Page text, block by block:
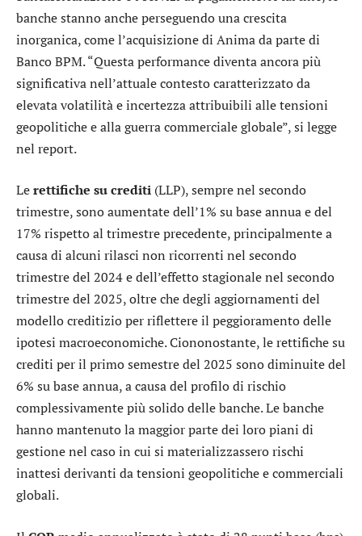
banche stanno anche perseguendo una crescita
inorganica, come l’acquisizione di Animada parte di
Banco BPM. “Questa performance diventa ancora più
significativa nell’attuale contesto caratterizzato da
elevata volatilità e incertezza attribuibili alle tensioni
geopolitiche e alla guerra commerciale globale”, si legge
nel report.
Lerettifiche su crediti (LLP), sempre nel secondo
trimestre, sono aumentate dell’1% su base annua e del
17% rispetto al trimestre precedente, principalmente a
causa di alcuni rilasci non ricorrenti nel secondo
trimestre del 2024 e dell’effetto stagionale nel secondo
trimestre del 2025, oltre che degli aggiornamenti del
modello creditizio per riflettere il peggioramento delle
ipotesi macroeconomiche. Ciononostante, le rettifiche su
crediti per il primo semestre del 2025 sono diminuite del
6% su base annua, a causa del profilo di rischio
complessivamente più solido delle banche. Le banche
hanno mantenuto la maggior parte dei loro piani di
gestione nel caso in cui si materializzassero rischi
inattesi derivanti da tensioni geopolitiche e commerciali
globali.